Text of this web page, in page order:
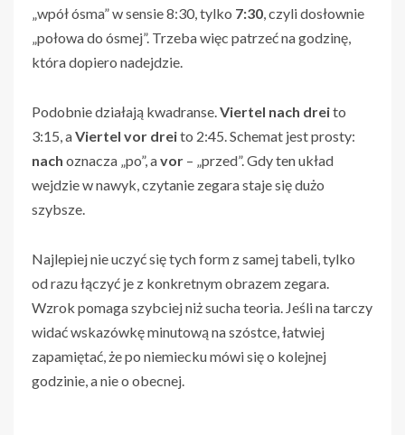
„wpół ósma” w sensie 8:30, tylko 7:30, czyli dosłownie
„połowa do ósmej”. Trzeba więc patrzeć na godzinę,
która dopiero nadejdzie.
Podobnie działają kwadranse.Viertel nach dreito
3:15, aViertel vor dreito 2:45. Schemat jest prosty:
nach oznacza „po”, avor – „przed”. Gdy ten układ
wejdzie w nawyk, czytanie zegara staje się dużo
szybsze.
Najlepiej nie uczyć się tych form z samej tabeli, tylko
od razu łączyć je z konkretnym obrazem zegara.
Wzrok pomaga szybciej niż sucha teoria. Jeśli na tarczy
widać wskazówkę minutową na szóstce, łatwiej
zapamiętać, że po niemiecku mówi się o kolejnej
godzinie, a nie o obecnej.